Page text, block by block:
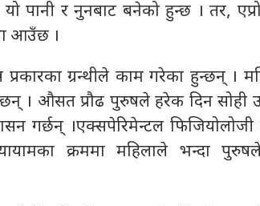
पानी र नुनबाट बनेको हुन्छ । तर,
आउँछ ।
ग्रन्थीले काम गरेका हुन्छन् ।
। औसत प्रौढ पुरुषले हरेक दिन सोही
गर्छन् ।एक्सपेरिमेन्टल
क्रममा महिलाले भन्दा